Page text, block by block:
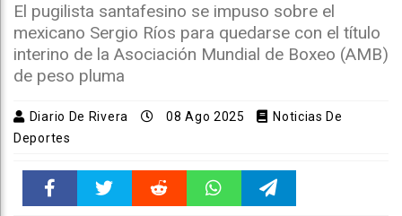
El pugilista santafesino se impuso sobre el
mexicano Sergio Ríos para quedarse con el título
interino de la Asociación Mundial de Boxeo (AMB)
de peso pluma
Diario De Rivera 08 Ago 2025
Noticias De
Deportes